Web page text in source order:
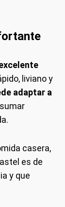
liviano y
adaptar a
casera,
es de
y que